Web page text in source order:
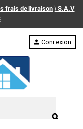
frais de livraison ) S.A.V
search
person Connexion